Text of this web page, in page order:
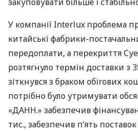
У компанії Interlux проблема
китайські фабрики-
передоплати, а перекриття
розтягнуло термін доставки з
зіткнувся з браком обігових
потрібно було утримувати
«ДАНН.» забезпечив
тис., забезпечив п’ять